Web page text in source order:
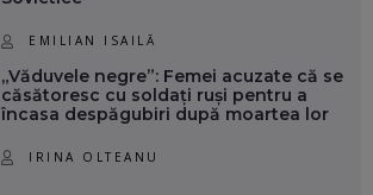
EMILIAN ISAILĂ
„Văduvele negre”: Femei acuzate că se
căsătoresc cu soldați ruși pentru a
încasa despăgubiri după moartea lor
IRINA OLTEANU